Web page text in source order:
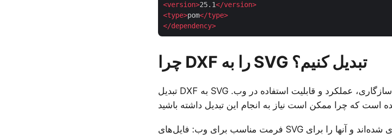
<version>25.1</version>
<type>pom</type>
</dependency>
چرا DXF را به SVG تبدیل کنیم؟
تبدیل DXF به SVG مزایای زیادی دارد، به ویژه از نظر سازگاری، عملکرد و قابلیت استفاده در وب.
فرمت مناسب برای وب: فایل‌های SVG برای استفاده در وب بهینه‌سازی شده‌اند و آنها را برای